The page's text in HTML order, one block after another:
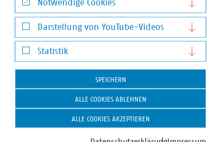
Hausanschrift und Kontakt
VKU-Hauptgeschäftsstelle
Notwendige Cookies
Notwendige Cookies
Darstellung von YouTube-Videos
Darstellung von YouTube-Videos
Statistik
Statistik
SPEICHERN
ALLE COOKIES ABLEHNEN
ALLE COOKIES AKZEPTIEREN